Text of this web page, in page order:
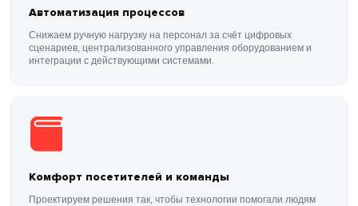
Автоматизация процессов
Снижаем ручную нагрузку на персонал за счёт цифровых
сценариев, централизованного управления оборудованием и
интеграции с действующими системами.
Комфорт посетителей и команды
Проектируем решения так, чтобы технологии помогали людям